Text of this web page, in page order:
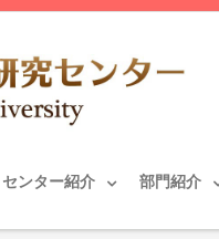
センター紹介 部門紹介